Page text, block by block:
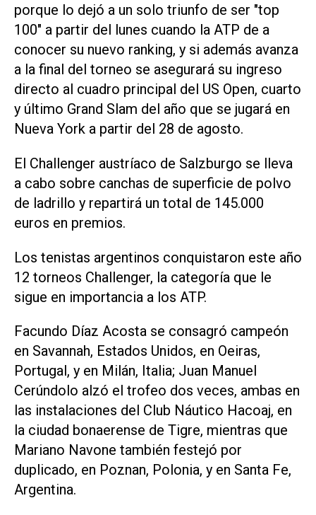
porque lo dejó a un solo triunfo de ser "top
100" a partir del lunes cuando la ATP de a
conocer su nuevo ranking, y si además avanza
a la final del torneo se asegurará su ingreso
directo al cuadro principal del US Open, cuarto
y último Grand Slam del año que se jugará en
Nueva York a partir del 28 de agosto.
El Challenger austríaco de Salzburgo se lleva
a cabo sobre canchas de superficie de polvo
de ladrillo y repartirá un total de 145.000
euros en premios.
Los tenistas argentinos conquistaron este año
12 torneos Challenger, la categoría que le
sigue en importancia a los ATP.
Facundo Díaz Acosta se consagró campeón
en Savannah, Estados Unidos, en Oeiras,
Portugal, y en Milán, Italia; Juan Manuel
Cerúndolo alzó el trofeo dos veces, ambas en
las instalaciones del Club Náutico Hacoaj, en
la ciudad bonaerense de Tigre, mientras que
Mariano Navone también festejó por
duplicado, en Poznan, Polonia, y en Santa Fe,
Argentina.